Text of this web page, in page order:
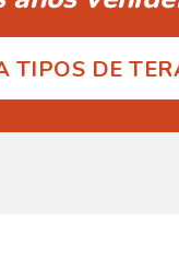
TIPOS DE